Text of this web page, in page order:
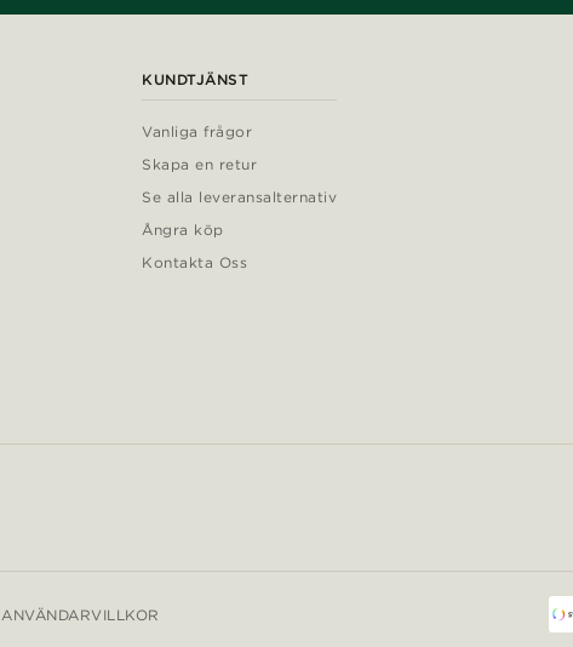
KUNDTJÄNST
Vanliga frågor
Skapa en retur
Se alla leveransalternativ
Ångra köp
Kontakta Oss
ANVÄNDARVILLKOR